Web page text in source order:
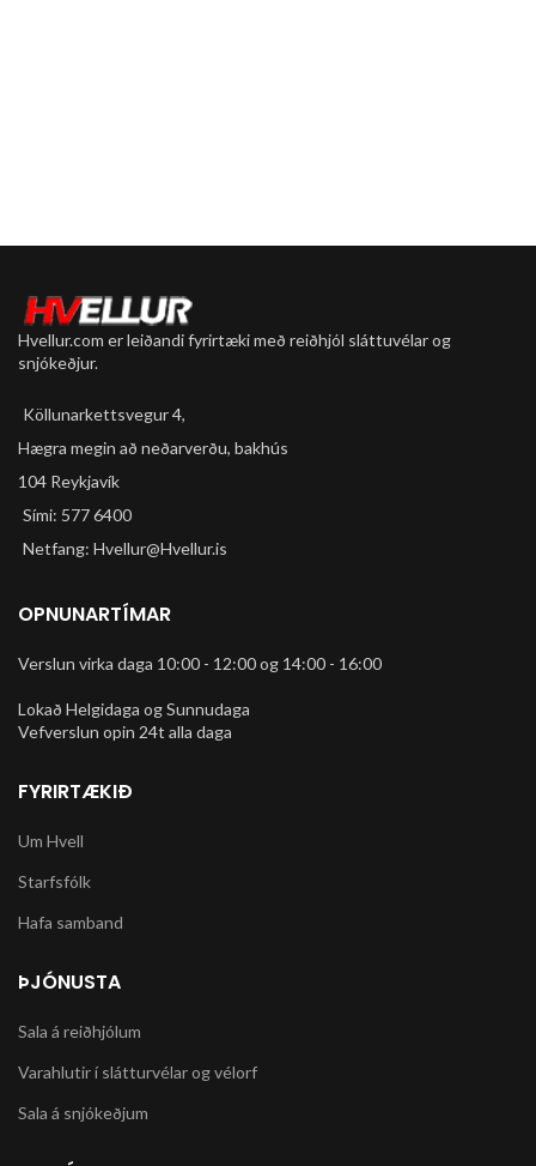
Hvellur.com er leiðandi fyrirtæki með reiðhjól sláttuvélar og
snjókeðjur.
Köllunarkettsvegur 4,
Hægra megin að neðarverðu, bakhús
104 Reykjavík
Sími: 577 6400
Netfang: Hvellur@Hvellur.is
OPNUNARTÍMAR
Verslun virka daga 10:00 - 12:00 og 14:00 - 16:00
Lokað Helgidaga og Sunnudaga
Vefverslun opin 24t alla daga
FYRIRTÆKIÐ
Um Hvell
Starfsfólk
Hafa samband
ÞJÓNUSTA
Sala á reiðhjólum
Varahlutir í slátturvélar og vélorf
Sala á snjókeðjum